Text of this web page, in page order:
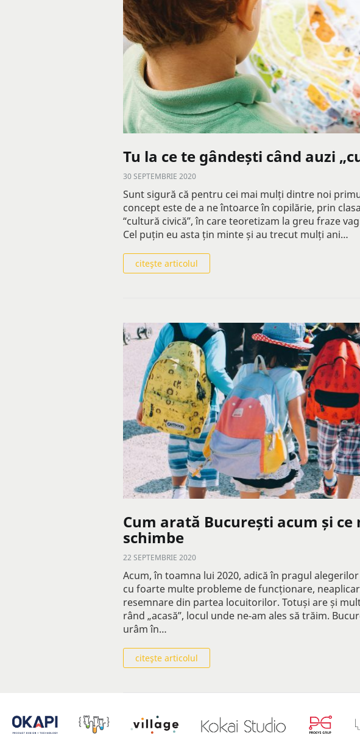
Tu la ce te gândești când auzi
30 SEPTEMBRIE 2020
Sunt sigură că pentru cei mai mulți dintre noi
concept este de a ne întoarce în copilărie, prin
“cultură civică”, în care teoretizam la greu fraze
Cel puțin eu asta țin minte și au trecut mulți ani…
citeşte articolul
Cum arată București acum și ce
schimbe
22 SEPTEMBRIE 2020
Acum, în toamna lui 2020, adică în pragul
cu foarte multe probleme de funcționare,
resemnare din partea locuitorilor. Totuși are și
rând „acasă”, locul unde ne-am ales să trăim.
urâm în…
citeşte articolul